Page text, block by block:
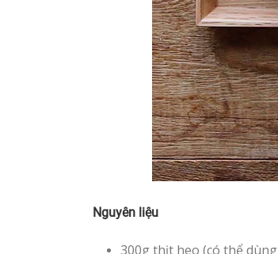
Nguyên liệu
300g thịt heo (có thể